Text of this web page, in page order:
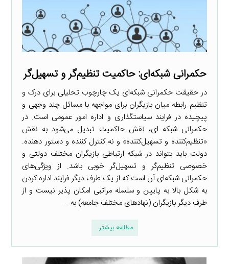
حکمرانی شبکه‌ای: حاکمیت تنظیم‌گر و تسهیل‌گر
در حقیقت حکمرانی شبکه‌ای یک چارچوب تحلیلی برای درک و
تنظیم رابطه میان بازیگران برای مواجهه با مسائل چند وجهی و
پیچیده در فرایند سیاستگذاری و اداره امور عمومی است. در
حکمرانی شبکه ای، نقش حاکمیت تبدیل می‌شود به نقش
«تنظیم‌کننده و تسهیل‌کننده» و نه کنترل کننده و دستور دهنده.
دولت باید بتواند در شبکه ارتباطی بازیگران مختلف دولتی و
خصوصی تنظیم‌گر و تسهیل‌گر خوبی باشد. از ویژگی‌های
حکمرانی شبکه‌ای آن است که از یک طرف دیگر فرایند اداره کردن
به شکل بالا به پایین و سلسله مراتبی امکان پذیر نیست و از
طرف دیگر بازیگران (نهادهای مختلف جامعه) به ...
مطالعه بیشتر